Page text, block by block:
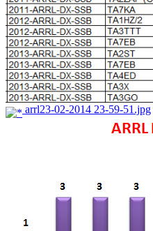
arrl23-02-2014 23-59-51.jpg